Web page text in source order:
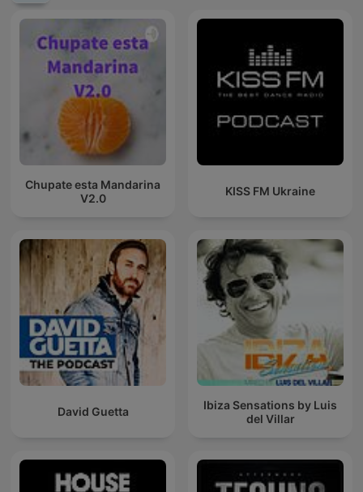
Chupate esta Mandarina
V2.0
KISS FM Ukraine
David Guetta
Ibiza Sensations by Luis
del Villar